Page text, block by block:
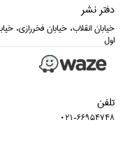
دفتر نشر
اول
تلفن
021-66954748